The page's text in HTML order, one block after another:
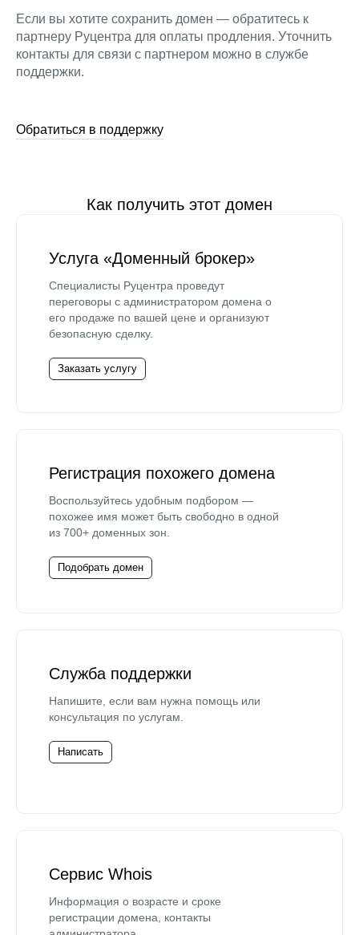
Если вы хотите сохранить домен — обратитесь к
партнеру Руцентра для оплаты продления. Уточнить
контакты для связи с партнером можно в службе
поддержки.
Обратиться в поддержку
Как получить этот домен
Услуга «Доменный брокер»
Специалисты Руцентра проведут
переговоры с администратором домена о
его продаже по вашей цене и организуют
безопасную сделку.
Заказать услугу
Регистрация похожего домена
Воспользуйтесь удобным подбором —
похожее имя может быть свободно в одной
из 700+ доменных зон.
Подобрать домен
Служба поддержки
Напишите, если вам нужна помощь или
консультация по услугам.
Написать
Сервис Whois
Информация о возрасте и сроке
регистрации домена, контакты